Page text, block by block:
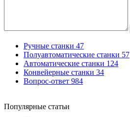
Ручные станки 47
Полуавтоматические станки 57
Автоматические станки 124
Конвейерные станки 34
Вопрос-ответ 984
Популярные статьи